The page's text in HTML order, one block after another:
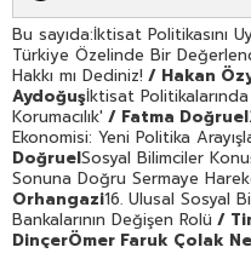
Bu sayıda:İktisat Politikasını
Türkiye Özelinde Bir
Hakkı mı Dediniz! / Hakan
Aydoğuşİktisat
Korumacılık' / Fatma Doğruel
Ekonomisi: Yeni Politika
DoğruelSosyal Bilimciler
Sonuna Doğru Sermaye
Orhangazi16. Ulusal Sosyal
Bankalarının Değişen Rolü /
DinçerÖmer Faruk Çolak